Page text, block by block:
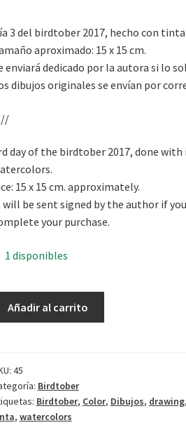
3 del birdtober 2017, hecho con tinta
aproximado: 15 x 15 cm.
enviará dedicado por la autora si lo
dibujos originales se envían por
day of the birdtober 2017, done with
15 x 15 cm. approximately.
be sent signed by the author if
your purchase.
1 disponibles
Añadir al carrito
45
Birdtober
Birdtober, Color, Dibujos, drawing,
, watercolors